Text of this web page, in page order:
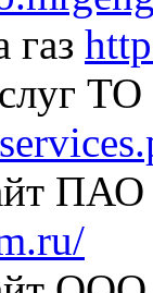
газ
ПАО